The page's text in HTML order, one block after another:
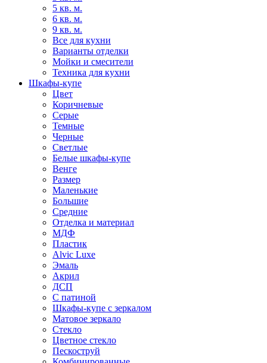
5 кв. м.
6 кв. м.
9 кв. м.
Все для кухни
Варианты отделки
Мойки и смесители
Техника для кухни
Шкафы-купе
Цвет
Коричневые
Серые
Темные
Черные
Светлые
Белые шкафы-купе
Венге
Размер
Маленькие
Большие
Средние
Отделка и материал
МДФ
Пластик
Alvic Luxe
Эмаль
Акрил
ДСП
С патиной
Шкафы-купе с зеркалом
Матовое зеркало
Стекло
Цветное стекло
Пескоструй